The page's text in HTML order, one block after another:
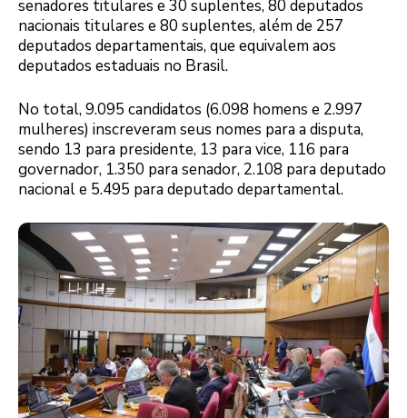
senadores titulares e 30 suplentes, 80 deputados
nacionais titulares e 80 suplentes, além de 257
deputados departamentais, que equivalem aos
deputados estaduais no Brasil.
No total, 9.095 candidatos (6.098 homens e 2.997
mulheres) inscreveram seus nomes para a disputa,
sendo 13 para presidente, 13 para vice, 116 para
governador, 1.350 para senador, 2.108 para deputado
nacional e 5.495 para deputado departamental.